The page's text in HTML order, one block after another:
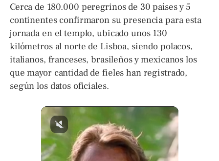
Cerca de 180.000 peregrinos de 30 países y 5
continentes confirmaron su presencia para esta
jornada en el templo, ubicado unos 130
kilómetros al norte de Lisboa, siendo polacos,
italianos, franceses, brasileños y mexicanos los
que mayor cantidad de fieles han registrado,
según los datos oficiales.